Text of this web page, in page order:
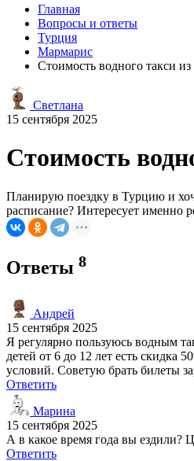
Главная
Вопросы и ответы
Турция
Мармарис
Стоимость водного такси
Светлана
15 сентября 2025
Стоимость
Планирую поездку в Турцию и
расписание? Интересует именно
Ответы 8
Андрей
15 сентября 2025
Я регулярно пользуюсь водным
детей от 6 до 12 лет есть
условий. Советую брать билеты
Ответить
Марина
15 сентября 2025
А в какое время года вы ездили?
Ответить